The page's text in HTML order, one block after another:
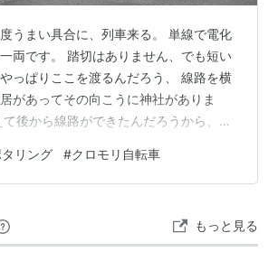
うまい具合に、列車来る。 単線で電化
両です。 踏切はありません、でも短い
っぱりここを渡るんだろう、 線路を横
があってその向こうに神社がありま
後から線路ができたんだろうから、鳥
、農道って訳ではなさそうですが、 農
らの踏切は遮断機はありません、 続く
ってる人は、学生さんが多かったよう
～＆行ってらっしゃい～ やっぱり一両
タリング #クロモリ自転車
もっと見る